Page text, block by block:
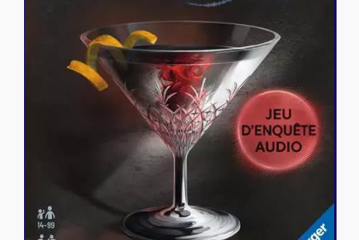
Naruto Mythos
Autres
Tapis de jeu